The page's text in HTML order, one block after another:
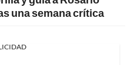
una semana crítica